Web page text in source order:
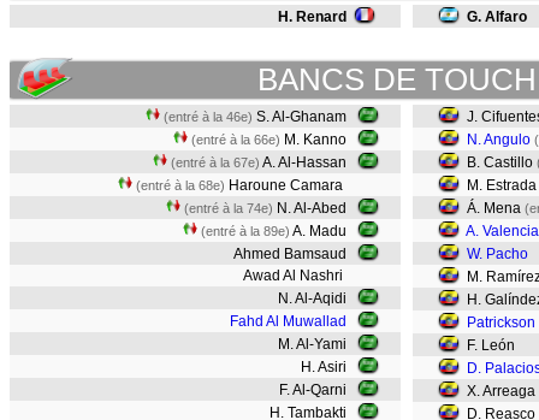
H. Renard G. Alfaro
BANCS DE
(entré à la 46e) S. Al-Ghanam
(entré à la 66e) M. Kanno
(entré à la 67e) A. Al-Hassan
(entré à la 68e) Haroune Camara
(entré à la 74e) N. Al-Abed
(entré à la 89e) A. Madu
Ahmed Bamsaud
Awad Al Nashri
N. Al-Aqidi
Fahd Al Muwallad
M. Al-Yami
H. Asiri
F. Al-Qarni
H. Tambakti
J.
N. Angulo
B. Castillo
M. Estrada
Á. Mena
A. Valencia
W. Pacho
M.
H.
F. León
D.
X. Arreaga
D. Reasco